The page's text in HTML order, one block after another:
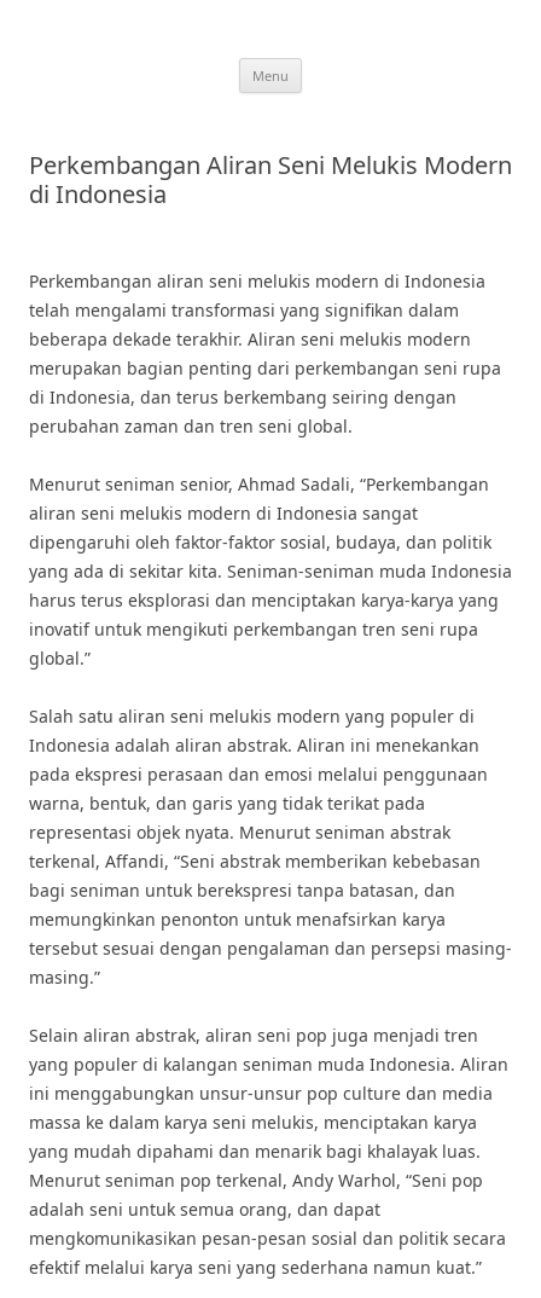
Menu
Perkembangan Aliran Seni Melukis Modern
di Indonesia
Perkembangan aliran seni melukis modern di Indonesia
telah mengalami transformasi yang signifikan dalam
beberapa dekade terakhir. Aliran seni melukis modern
merupakan bagian penting dari perkembangan seni rupa
di Indonesia, dan terus berkembang seiring dengan
perubahan zaman dan tren seni global.
Menurut seniman senior, Ahmad Sadali, “Perkembangan
aliran seni melukis modern di Indonesia sangat
dipengaruhi oleh faktor-faktor sosial, budaya, dan politik
yang ada di sekitar kita. Seniman-seniman muda Indonesia
harus terus eksplorasi dan menciptakan karya-karya yang
inovatif untuk mengikuti perkembangan tren seni rupa
global.”
Salah satu aliran seni melukis modern yang populer di
Indonesia adalah aliran abstrak. Aliran ini menekankan
pada ekspresi perasaan dan emosi melalui penggunaan
warna, bentuk, dan garis yang tidak terikat pada
representasi objek nyata. Menurut seniman abstrak
terkenal, Affandi, “Seni abstrak memberikan kebebasan
bagi seniman untuk berekspresi tanpa batasan, dan
memungkinkan penonton untuk menafsirkan karya
tersebut sesuai dengan pengalaman dan persepsi masing-
masing.”
Selain aliran abstrak, aliran seni pop juga menjadi tren
yang populer di kalangan seniman muda Indonesia. Aliran
ini menggabungkan unsur-unsur pop culture dan media
massa ke dalam karya seni melukis, menciptakan karya
yang mudah dipahami dan menarik bagi khalayak luas.
Menurut seniman pop terkenal, Andy Warhol, “Seni pop
adalah seni untuk semua orang, dan dapat
mengkomunikasikan pesan-pesan sosial dan politik secara
efektif melalui karya seni yang sederhana namun kuat.”